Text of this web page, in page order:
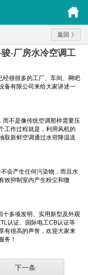
返回
-厂房水冷空调工
很很多的工厂、车间、网吧
备有限公司来给大家讲述一
不是像传统空调那样需要压
工作过程就是，利用风机的
取新鲜空调通过水帘降温送
会产生任何污染物，而且水
效抑制室内产生粉尘和微
多项发明、实用新型及外观
认证、国际电工CB认证等
有很高的声誉，欢迎大家来
务！
下一条